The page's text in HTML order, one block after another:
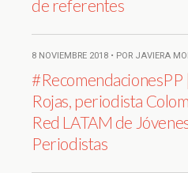
de referentes
8 NOVIEMBRE 2018 • POR JAVIERA
#RecomendacionesPP
Rojas, periodista
Red LATAM de
Periodistas